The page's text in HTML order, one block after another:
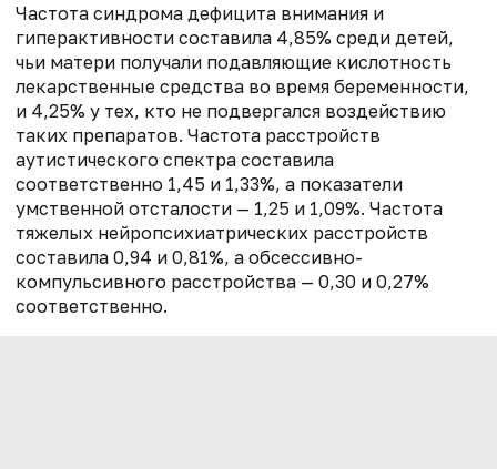
Частота синдрома дефицита внимания и
гиперактивности составила 4,85% среди детей,
чьи матери получали подавляющие кислотность
лекарственные средства во время беременности,
и 4,25% у тех, кто не подвергался воздействию
таких препаратов. Частота расстройств
аутистического спектра составила
соответственно 1,45 и 1,33%, а показатели
умственной отсталости — 1,25 и 1,09%. Частота
тяжелых нейропсихиатрических расстройств
составила 0,94 и 0,81%, а обсессивно-
компульсивного расстройства — 0,30 и 0,27%
соответственно.